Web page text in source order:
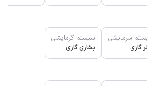
سرمایشی
گازی
سیستم گرمایشی
بخاری گازی